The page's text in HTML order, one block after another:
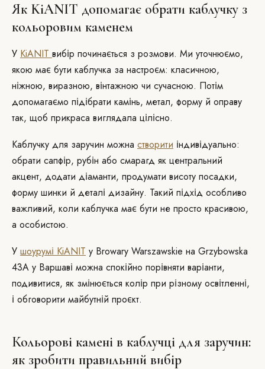
Як KiANIT допомагає обрати каблучку з
кольоровим каменем
У KiANIT вибір починається з розмови. Ми уточнюємо,
якою має бути каблучка за настроєм: класичною,
ніжною, виразною, вінтажною чи сучасною. Потім
допомагаємо підібрати камінь, метал, форму й оправу
так, щоб прикраса виглядала цілісно.
Каблучку для заручин можна створити індивідуально:
обрати сапфір, рубін або смарагд як центральний
акцент, додати діаманти, продумати висоту посадки,
форму шинки й деталі дизайну. Такий підхід особливо
важливий, коли каблучка має бути не просто красивою,
а особистою.
У шоурумі KiANIT у Browary Warszawskie на Grzybowska
43A у Варшаві можна спокійно порівняти варіанти,
подивитися, як змінюється колір при різному освітленні,
і обговорити майбутній проєкт.
Кольорові камені в каблучці для заручин:
як зробити правильний вибір